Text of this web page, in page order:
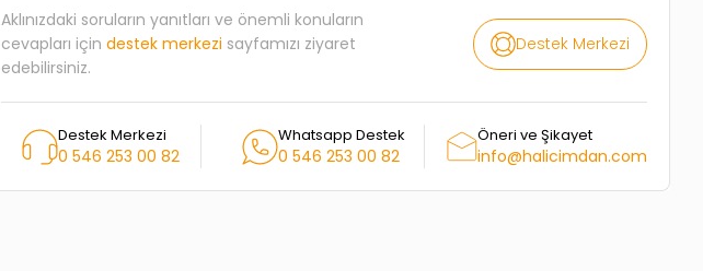
Aklınızdaki soruların yanıtları ve önemli konuların
cevapları için destek merkezi sayfamızı ziyaret
edebilirsiniz.
Destek Merkezi
Destek Merkezi
0 546 253 00 82
Whatsapp Destek
0 546 253 00 82
Öneri ve Şikayet
info@halicimdan.com